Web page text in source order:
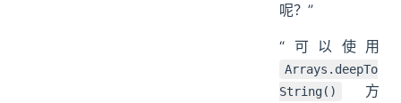
呢？”
“可以使用
Arrays.deepTo
String()
方